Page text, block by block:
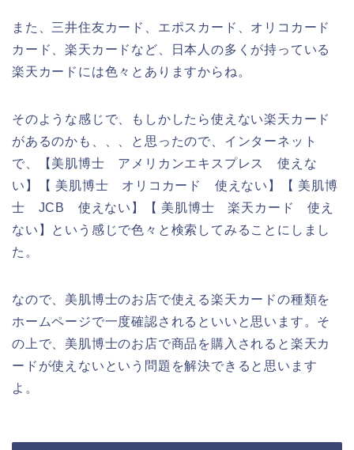
また、三井住友カード、エポスカード、オリコカード
カード、楽天カードなど、日本人の多くが持っている
楽天カードには色々とありますからね。
そのような感じで、もしかしたら使えない楽天カード
があるのかも、、、と思ったので、インターネット
で、【美肌博士 アメリカンエキスプレス 使えな
い】【 美肌博士 オリコカード 使えない】【 美肌博
士 JCB 使えない】【 美肌博士 楽天カード 使え
ない】という感じで色々と検索してみることにしまし
た。
なので、美肌博士のお店で使える楽天カードの種類を
ホームページで一度確認されるといいと思います。そ
の上で、美肌博士のお店で商品を購入されると楽天カ
ードが使えないという問題を解決できると思います
よ。